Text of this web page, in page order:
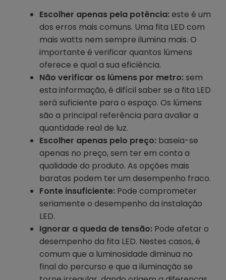
Escolher apenas pela potência:este é um
dos erros mais comuns. Uma fita LED com
mais watts nem sempre ilumina mais. O
importante é verificar quantos lúmens
oferece e qual a sua eficiência.
Não verificar os lúmens por metro:sem
esta informação, é difícil saber se a fita LED
será suficiente para o espaço. Os lúmens
são a principal referência para avaliar a
quantidade real de luz.
Escolher apenas pelo preço: baseia-se
apenas no preço, sem ter em conta a
qualidade do produto. As opções mais
baratas podem ter um desempenho fraco.
Fonte insuficiente: Pode comprometer
seriamente o desempenho da instalação
LED.
Ignorar a queda de tensão: Pode afetar o
desempenho da fita LED. Nestes casos, é
comum que a luminosidade diminua no
final do percurso e que a iluminação se